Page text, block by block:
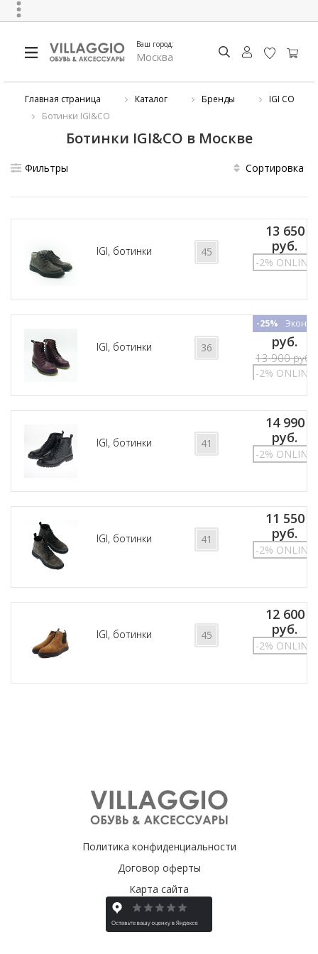
Ваш город:
Москва
Главная страница Каталог Бренды
IGI CO
Ботинки IGI&CO
Ботинки IGI&CO в Москве
Фильтры Сортировка
IGI, ботинки 45
13 650
руб.
-2% ONLINE
IGI, ботинки 36
10 425
руб.
13 900 руб.
-25%
-2% ONLINE
IGI, ботинки 41
14 990
руб.
-2% ONLINE
IGI, ботинки 41
11 550
руб.
-2% ONLINE
IGI, ботинки 45
12 600
руб.
-2% ONLINE
Политика конфиденциальности
Договор оферты
Карта сайта